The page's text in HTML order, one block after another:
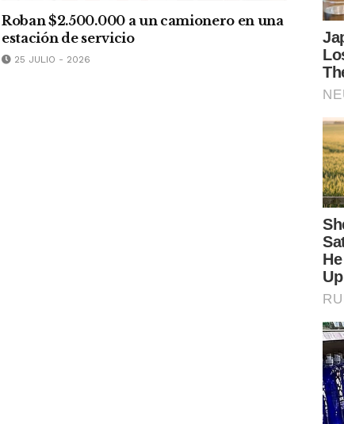
Roban $2.500.000 a un camionero en una
estación de servicio
25 JULIO - 2026